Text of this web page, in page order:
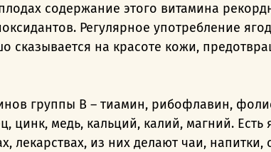
содержание этого витамина
Регулярное употребление
на красоте кожи,
группы В – тиамин, рибофлавин,
цинк, медь, кальций, калий, магний.
из них делают чаи,